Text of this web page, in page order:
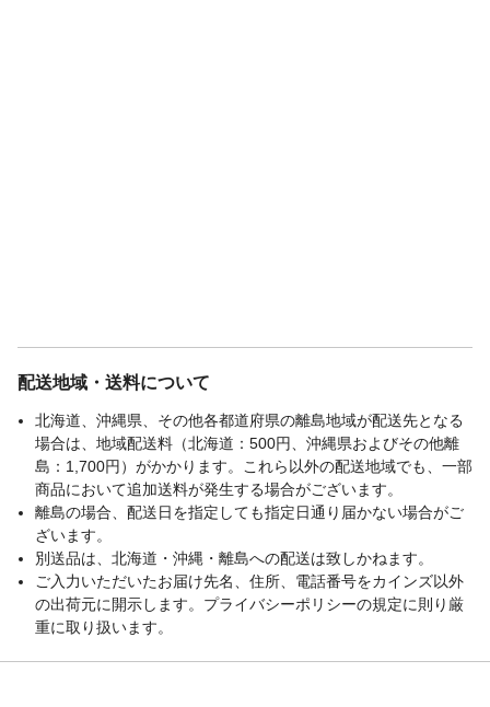
配送地域・送料について
北海道、沖縄県、その他各都道府県の離島地域が配送先となる
場合は、地域配送料（北海道：500円、沖縄県およびその他離
島：1,700円）がかかります。これら以外の配送地域でも、一部
商品において追加送料が発生する場合がございます。
離島の場合、配送日を指定しても指定日通り届かない場合がご
ざいます。
別送品は、北海道・沖縄・離島への配送は致しかねます。
ご入力いただいたお届け先名、住所、電話番号をカインズ以外
の出荷元に開示します。プライバシーポリシーの規定に則り厳
重に取り扱います。